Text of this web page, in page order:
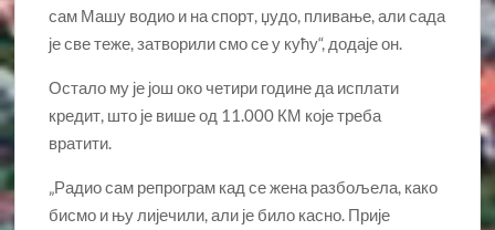
сам Машу водио и на спорт, џудо, пливање, али сада
је све теже, затворили смо се у кућу“, додаје он.
Остало му је још око четири године да исплати
кредит, што је више од 11.000 КМ које треба
вратити.
„Радио сам репрограм кад се жена разбољела, како
бисмо и њу лијечили, али је било касно. Прије